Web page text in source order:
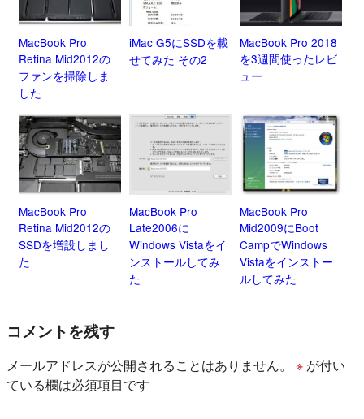
MacBook Pro
Retina Mid2012の
ファンを掃除しま
した
iMac G5にSSDを載
せてみた その2
MacBook Pro 2018
を3週間使ったレビ
ュー
MacBook Pro
Retina Mid2012の
SSDを増設しまし
た
MacBook Pro
Late2006に
Windows Vistaをイ
ンストールしてみ
た
MacBook Pro
Mid2009にBoot
CampでWindows
Vistaをインストー
ルしてみた
コメントを残す
メールアドレスが公開されることはありません。 ※ が付い
ている欄は必須項目です